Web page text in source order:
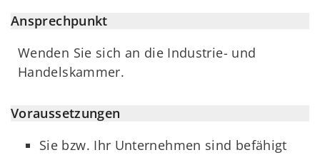
Ansprechpunkt
Wenden Sie sich an die Industrie- und
Handelskammer.
Voraussetzungen
Sie bzw. Ihr Unternehmen sind befähigt